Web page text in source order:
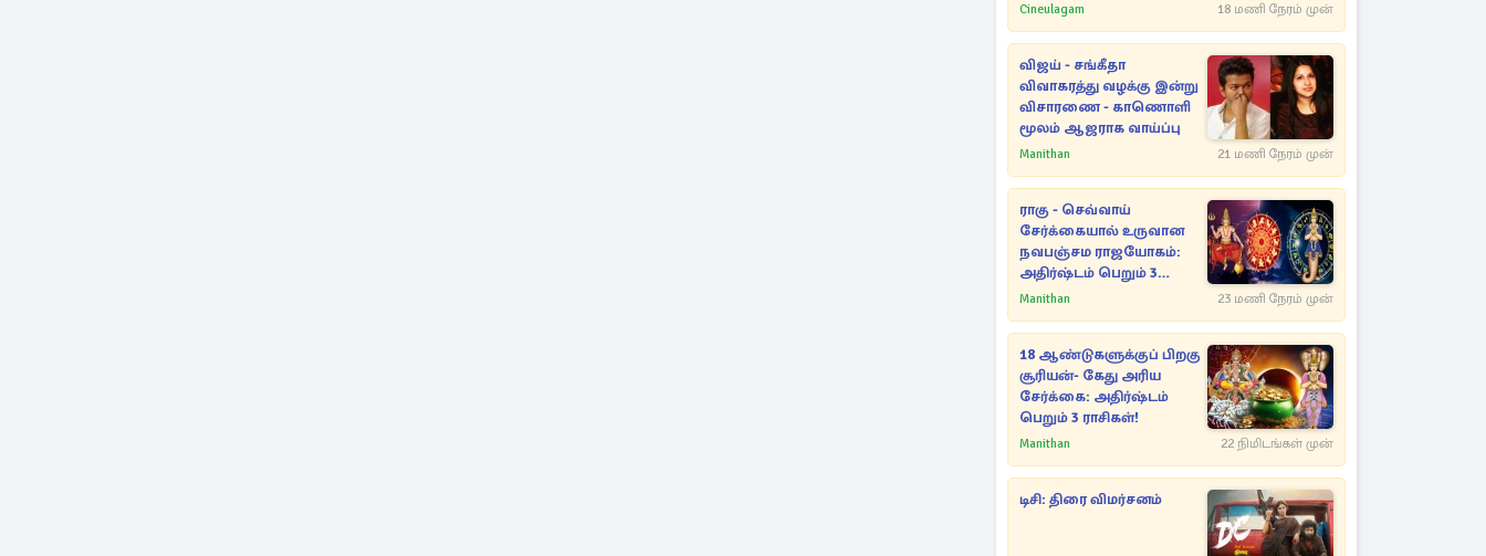
Cineulagam 18 மணி நேரம் முன்
விஜய் - சங்கீதா
விவாகரத்து வழக்கு இன்று
விசாரணை - காணொளி
மூலம் ஆஜராக வாய்ப்பு
Manithan 21 மணி நேரம் முன்
ராகு - செவ்வாய்
சேர்க்கையால் உருவான
நவபஞ்சம ராஜயோகம்:
அதிர்ஷ்டம் பெறும் 3
ராசிகள்!
Manithan 23 மணி நேரம் முன்
18 ஆண்டுகளுக்குப் பிறகு
சூரியன்- கேது அரிய
சேர்க்கை: அதிர்ஷ்டம்
பெறும் 3 ராசிகள்!
Manithan 22 நிமிடங்கள் முன்
டிசி: திரை விமர்சனம்